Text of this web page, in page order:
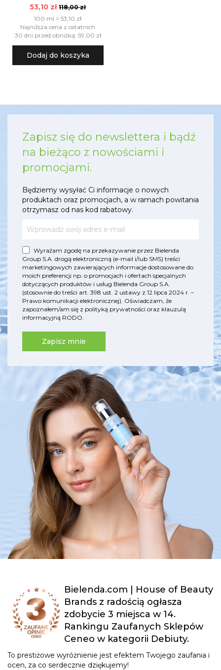
53,10 zł 118,00 zł
100 ml = 53,10 zł
Najniższa cena z ostatnich
30 dni przed obniżką: 59,00 zł
Dodaj do koszyka
Zapisz się do newslettera i bądź
na bieżąco z nowościami i
promocjami.
Będziemy wysyłać Ci informacje o nowych
produktach oraz promocjach, a w ramach powitania
otrzymasz od nas kod rabatowy.
Wyrażam zgodę na przekazywanie przez Bielenda
Group S.A. drogą elektroniczną (e-mail i/lub SMS) treści
marketingowych zawierających informacje dostosowane do
moich preferencji np. o promocjach i ofertach specjalnych
dotyczących produktów i usług Bielenda Group S.A.
(stosownie do treści art. 398 ust. 2 ustawy z 12 lipca 2024 r. –
Prawo komunikacji elektronicznej). Oświadczam, że
zapoznałem/am się z polityką prywatności oraz klauzulą
informacyjną RODO.
Zapisz mnie
Bielenda.com | House of Beauty
Brands z radością ogłasza
zdobycie 3 miejsca w 14.
Rankingu Zaufanych Sklepów
Ceneo w kategorii Debiuty.
To prestiżowe wyróżnienie jest efektem Twojego zaufania i
ocen, za co serdecznie dziękujemy!